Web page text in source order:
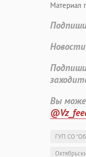
Материал
Вы
ГУП СО